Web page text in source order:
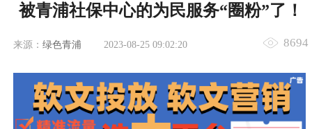
被青浦社保中心的为民服务“圈粉”了！
来源： 绿色青浦 2023-08-25 09:02:20 8694